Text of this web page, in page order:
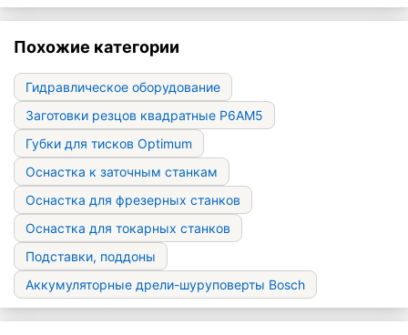
Похожие категории
Гидравлическое оборудование
Заготовки резцов квадратные Р6АМ5
Губки для тисков Optimum
Оснастка к заточным станкам
Оснастка для фрезерных станков
Оснастка для токарных станков
Подставки, поддоны
Аккумуляторные дрели-шуруповерты Bosch